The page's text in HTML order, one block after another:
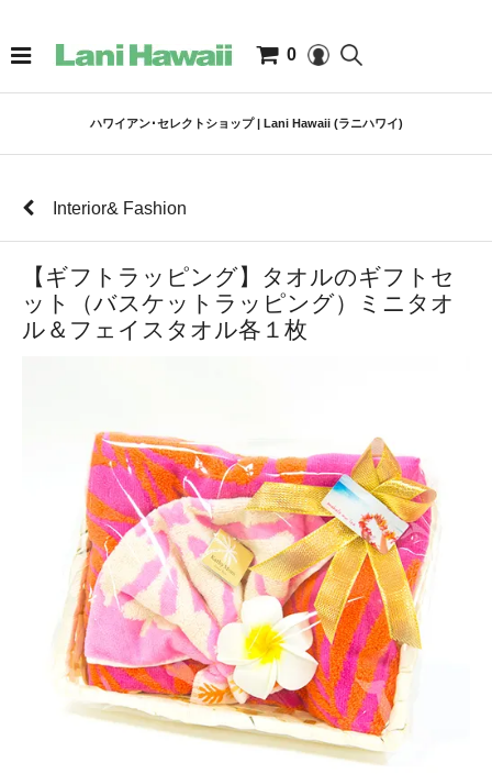
0
ハワイアン･セレクトショップ | Lani Hawaii (ラニハワイ)
Interior& Fashion
【ギフトラッピング】タオルのギフトセ
ット（バスケットラッピング）ミニタオ
ル＆フェイスタオル各１枚